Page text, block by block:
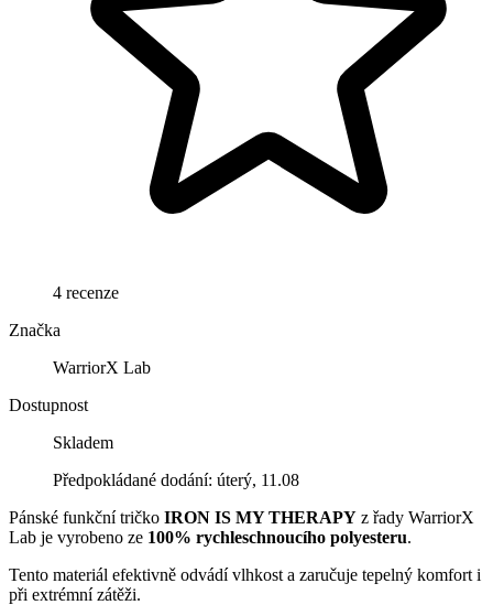
4 recenze
Značka
WarriorX Lab
Dostupnost
Skladem
Předpokládané dodání: úterý, 11.08
Pánské funkční tričko IRON IS MY THERAPY z řady WarriorX
Lab je vyrobeno ze 100% rychleschnoucího polyesteru.
Tento materiál efektivně odvádí vlhkost a zaručuje tepelný komfort i
při extrémní zátěži.